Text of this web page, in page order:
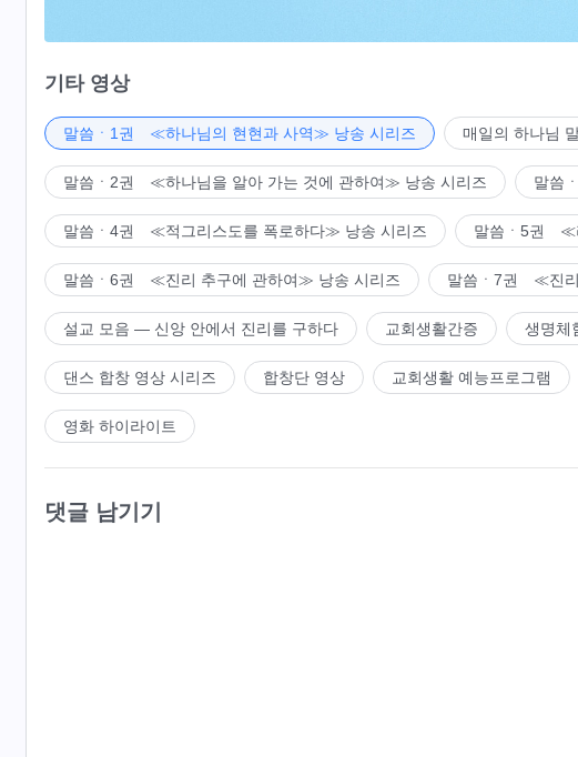
기타 영상
말씀ㆍ1권 ≪하나님의 현현과 사역≫ 낭송 시리즈 매일의 하나님
말씀ㆍ2권 ≪하나님을 알아 가는 것에 관하여≫ 낭송 시리즈 말씀
말씀ㆍ4권 ≪적그리스도를 폭로하다≫ 낭송 시리즈 말씀ㆍ5권 ≪
말씀ㆍ6권 ≪진리 추구에 관하여≫ 낭송 시리즈 말씀ㆍ7권 ≪진리
설교 모음 ― 신앙 안에서 진리를 구하다 교회생활간증 생명체
댄스 합창 영상 시리즈 합창단 영상 교회생활 예능프로그램
영화 하이라이트
댓글 남기기